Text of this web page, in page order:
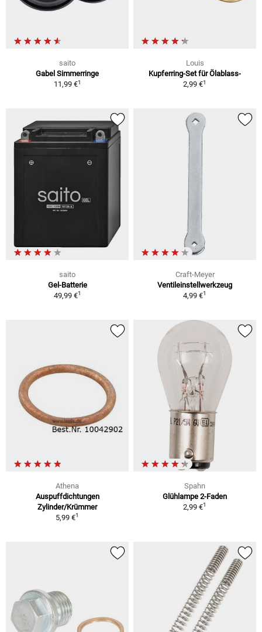
saito
Gabel Simmerringe
11,99 €1
Louis
Kupferring-Set für Ölablass-
2,99 €1
saito
Gel-Batterie
49,99 €1
Craft-Meyer
Ventileinstellwerkzeug
4,99 €1
Athena
Auspuffdichtungen
Zylinder/Krümmer
5,99 €1
Spahn
Glühlampe 2-Faden
2,99 €1